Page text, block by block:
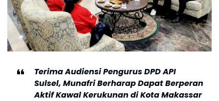
Terima Audiensi Pengurus DPD API
Sulsel, Munafri Berharap Dapat Berperan
Aktif Kawal Kerukunan di Kota Makassar